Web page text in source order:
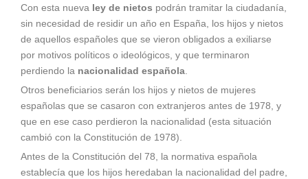
Con esta nueva ley de nietos podrán tramitar la ciudadanía,
sin necesidad de residir un año en España, los hijos y nietos
de aquellos españoles que se vieron obligados a exiliarse
por motivos políticos o ideológicos, y que terminaron
perdiendo la nacionalidad española.
Otros beneficiarios serán los hijos y nietos de mujeres
españolas que se casaron con extranjeros antes de 1978, y
que en ese caso perdieron la nacionalidad (esta situación
cambió con la Constitución de 1978).
Antes de la Constitución del 78, la normativa española
establecía que los hijos heredaban la nacionalidad del padre,